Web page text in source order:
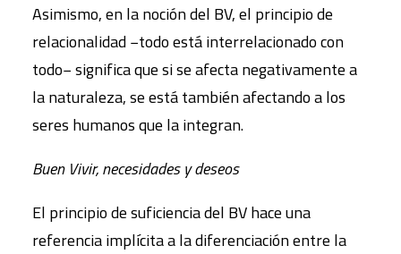
Asimismo, en la noción del BV, el principio de
relacionalidad −todo está interrelacionado con
todo− significa que si se afecta negativamente a
la naturaleza, se está también afectando a los
seres humanos que la integran.
Buen Vivir, necesidades y deseos
El principio de suficiencia del BV hace una
referencia implícita a la diferenciación entre la